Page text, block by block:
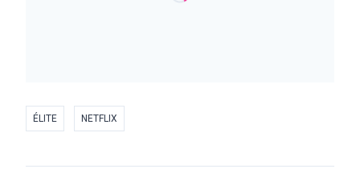
ÉLITE NETFLIX